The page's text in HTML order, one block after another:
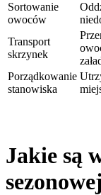
Sortowanie
owoców
Transport
skrzynek
Porządkowanie
stanowiska
Jakie są